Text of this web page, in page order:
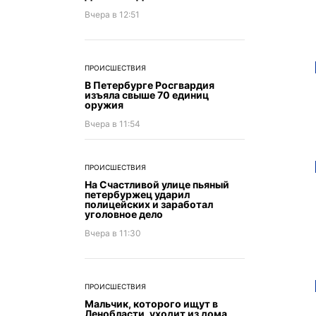
Вчера в 12:51
ПРОИСШЕСТВИЯ
В Петербурге Росгвардия
изъяла свыше 70 единиц
оружия
Вчера в 11:54
ПРОИСШЕСТВИЯ
На Счастливой улице пьяный
петербуржец ударил
полицейских и заработал
уголовное дело
Вчера в 11:30
ПРОИСШЕСТВИЯ
Мальчик, которого ищут в